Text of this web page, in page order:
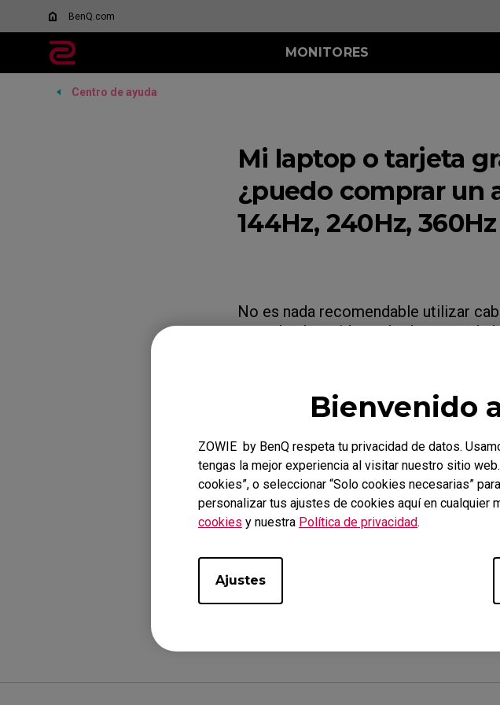
Bienvenido
ZOWIE by BenQ respeta tu privacidad de datos.
tengas la mejor experiencia al visitar nuestro sitio
cookies”, o seleccionar “Solo cookies necesarias”
personalizar tus ajustes de cookies aquí en cualquier
cookies y nuestra Política de privacidad.
Ajustes
BenQ.com
MONITORES
400Hz (XL2566X+)
280Hz (XL2546X+)
280Hz (XL2540X+)
Centro de ayuda
Mi laptop o tarjeta
¿puedo comprar un
144Hz, 240Hz,
No es nada recomendable utilizar
no todos han sido probados y puede
Modelos aplicables
XL2411K (24"), XL2540X+ (24.1"),
¿Te ha sido útil?